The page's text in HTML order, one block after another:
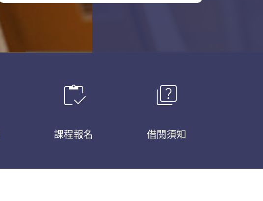
inventory
課程報名
quiz
借閱須知